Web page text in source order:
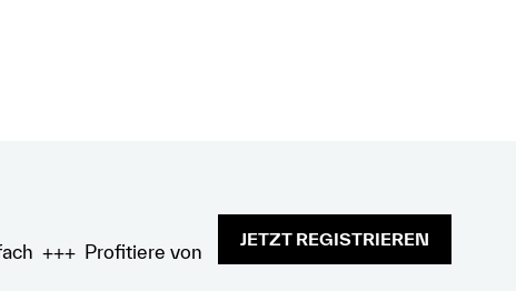
+++ Profitiere von
JETZT REGISTRIEREN